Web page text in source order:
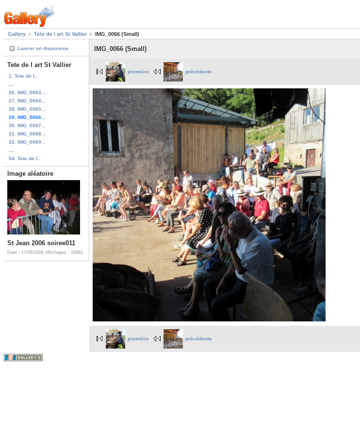
Gallery Tete de l art St Vallier IMG_0066 (Small)
Lancer un diaporama
Tete de l art St Vallier
1. Tete de l...
26. IMG_0063...
27. IMG_0064...
28. IMG_0065...
29. IMG_0066...
30. IMG_0067...
31. IMG_0068...
32. IMG_0069...
54. Tete de l...
Image aléatoire
St Jean 2006 soiree011
Date : 17/06/2006 Affichages : 10062
IMG_0066 (Small)
première précédente
première précédente